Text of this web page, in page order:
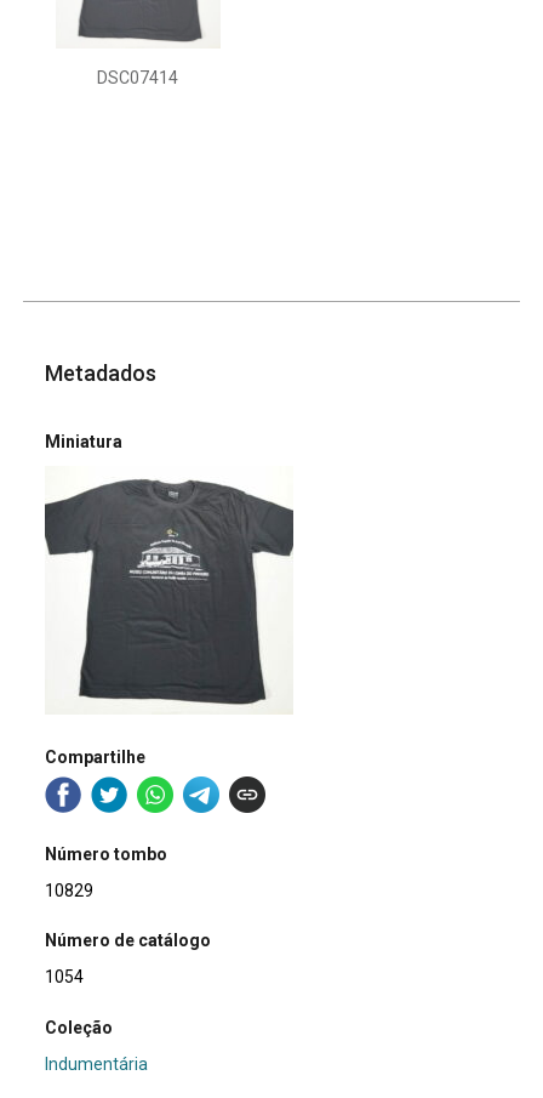
DSC07414
Metadados
Miniatura
Compartilhe
Número tombo
10829
Número de catálogo
1054
Coleção
Indumentária